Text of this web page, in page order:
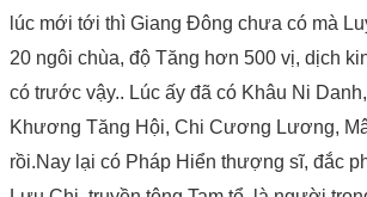
lúc mới tới thì Giang Đông chưa có mà
20 ngôi chùa, độ Tăng hơn 500 vị, dịch
có trước vậy.. Lúc ấy đã có Khâu Ni
Khương Tăng Hội, Chi Cương Lương,
rồi.Nay lại có Pháp Hiển thượng sĩ, đắc